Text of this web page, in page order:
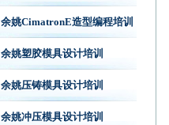
余姚CimatronE造型编程培训
余姚塑胶模具设计培训
余姚压铸模具设计培训
余姚冲压模具设计培训